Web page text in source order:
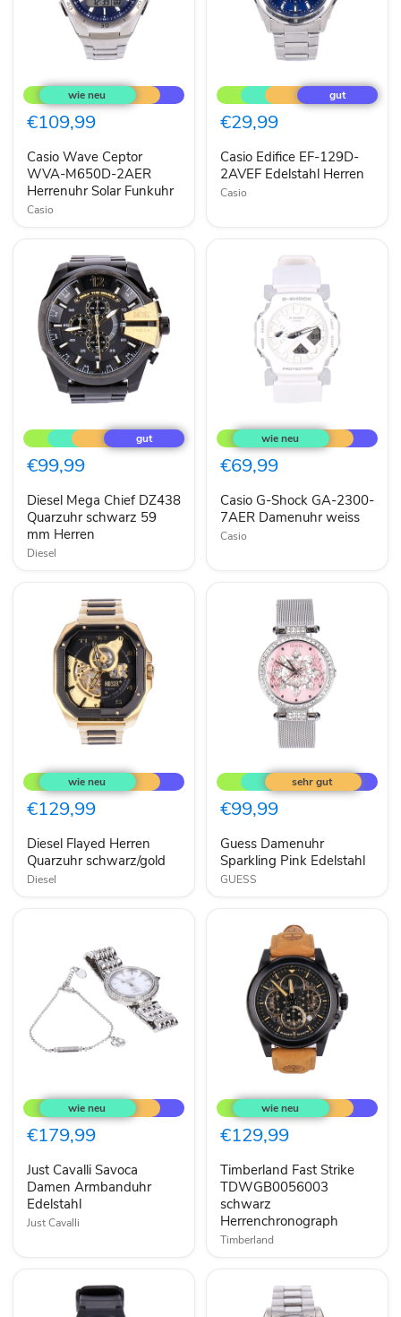
Wave
Ceptor
WVA-
M650D-
Herrenuhr
Solar
Funkuhr
€109,99
Casio Wave Ceptor
WVA-M650D-2AER
Herrenuhr Solar Funkuhr
Casio
Edifice
EF-
129D-
2AVEF
Herren
€29,99
Casio Edifice EF-129D-
2AVEF Edelstahl Herren
Casio
Mega
Chief
DZ438
Quarzuhr
59
mm
Herren
€99,99
Diesel Mega Chief DZ438
Quarzuhr schwarz 59
mm Herren
Diesel
G-
Shock
GA-
2300-
Damenuhr
weiss
€69,99
Casio G-Shock GA-2300-
7AER Damenuhr weiss
Casio
Flayed
Herren
Quarzuhr
schwarz/gold
€129,99
Diesel Flayed Herren
Quarzuhr schwarz/gold
Diesel
Damenuhr
Sparkling
Pink
Edelstahl
€99,99
Guess Damenuhr
Sparkling Pink Edelstahl
GUESS
Cavalli
Savoca
Damen
Armbanduhr
€179,99
Just Cavalli Savoca
Damen Armbanduhr
Edelstahl
Just Cavalli
Fast
Strike
TDWGB0056003
schwarz
€129,99
Timberland Fast Strike
TDWGB0056003
schwarz
Herrenchronograph
Timberland